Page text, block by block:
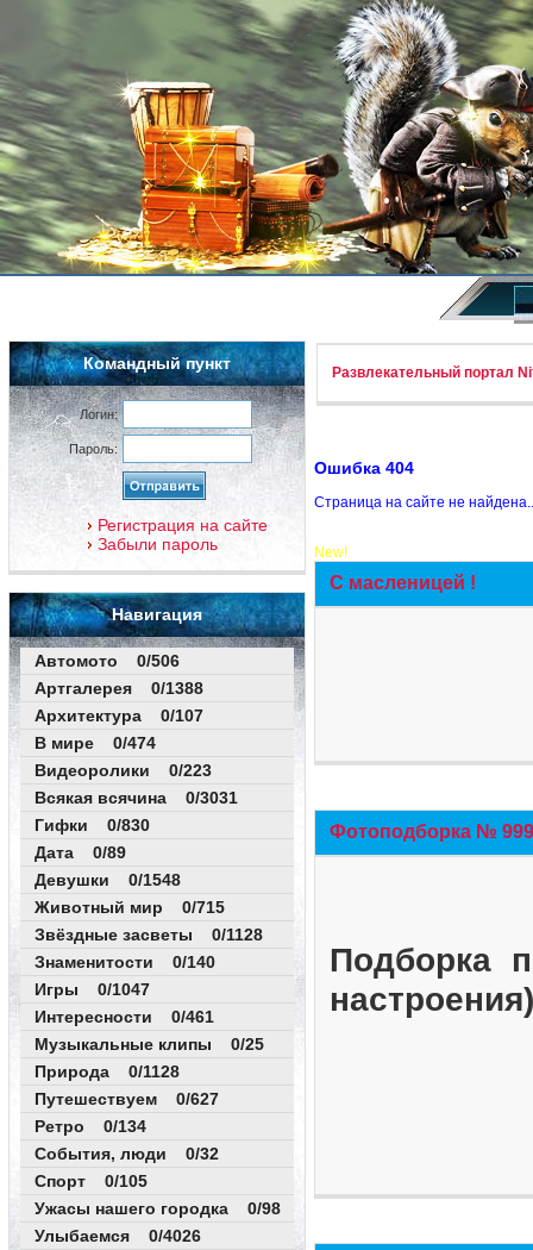
Командный пункт
Логин:
Пароль:
Регистрация на сайте
Забыли пароль
Навигация
Автомото 0/506
Артгалерея 0/1388
Архитектура 0/107
В мире 0/474
Видеоролики 0/223
Всякая всячина 0/3031
Гифки 0/830
Дата 0/89
Девушки 0/1548
Животный мир 0/715
Звёздные засветы 0/1128
Знаменитости 0/140
Игры 0/1047
Интересности 0/461
Музыкальные клипы 0/25
Природа 0/1128
Путешествуем 0/627
Ретро 0/134
События, люди 0/32
Спорт 0/105
Ужасы нашего городка 0/98
Улыбаемся 0/4026
Развлекательный портал
Ошибка 404
Страница на сайте не
New!
С масленицей !
Фотоподборка №
Подборка